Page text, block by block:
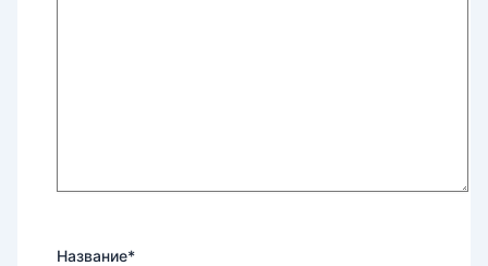
Название*